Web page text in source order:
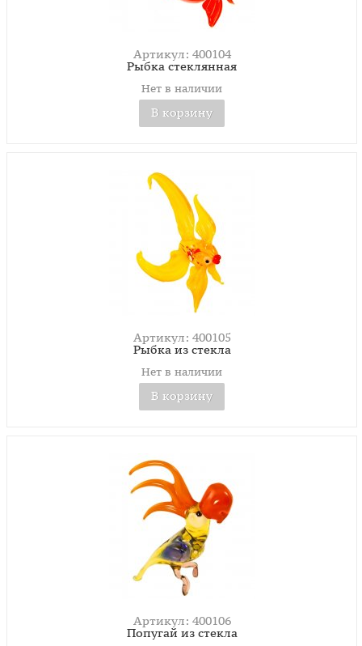
Артикул: 400104
Рыбка стеклянная
Нет в наличии
В корзину
Артикул: 400105
Рыбка из стекла
Нет в наличии
В корзину
Артикул: 400106
Попугай из стекла